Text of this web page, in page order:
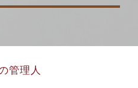
管理人